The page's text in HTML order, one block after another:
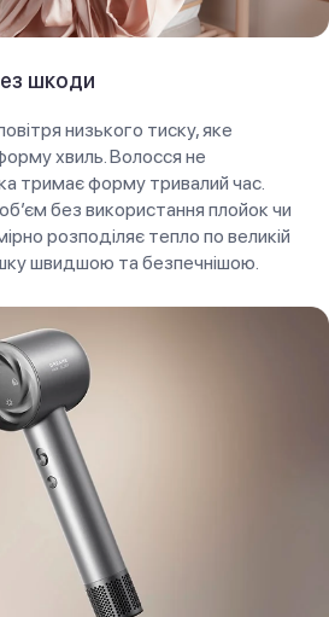
шкоди
низького тиску, яке
хвиль. Волосся не
тримає форму тривалий час.
без використання плойок чи
розподіляє тепло по великій
швидшою та безпечнішою.